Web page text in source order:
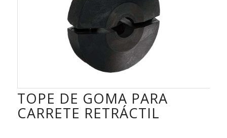
TOPE DE GOMA PARA
CARRETE RETRÁCTIL